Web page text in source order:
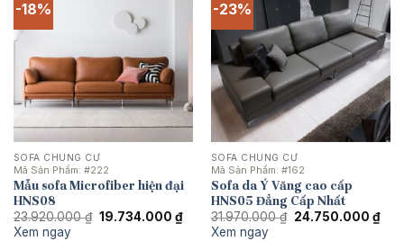
-18%
SOFA CHUNG CƯ
Mã Sản Phẩm: #222
Mẫu sofa Microfiber hiện đại
HNS08
23.920.000₫ Giá
19.734.000 ₫Giá
hiện
Xem ngay
-23%
SOFA CHUNG CƯ
Mã Sản Phẩm: #162
Sofa da Ý Văng cao cấp
HNS05 Đẳng Cấp Nhất
31.970.000₫ Giá
24.750.000 ₫Giá
hiện
Xem ngay